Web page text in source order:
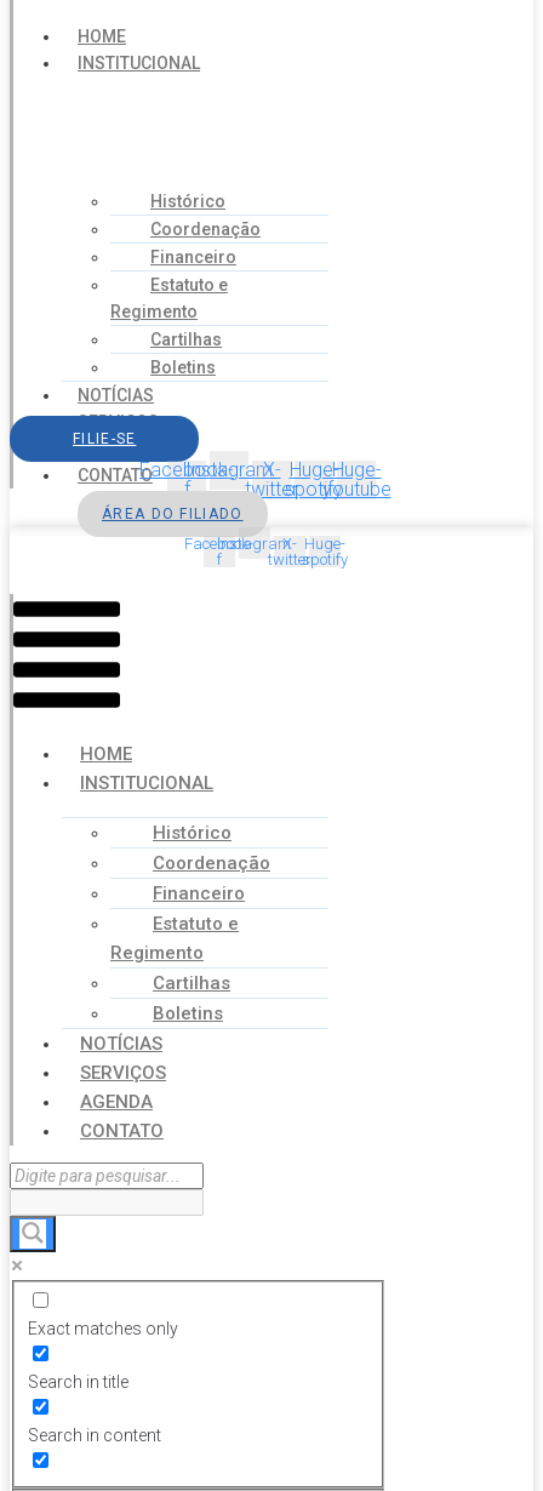
HOME
INSTITUCIONAL
Histórico
Coordenação
Financeiro
Estatuto e
Regimento
Cartilhas
Boletins
NOTÍCIAS
SERVIÇOS
AGENDA
CONTATO
FILIE-SE
Facebook-
f
InstagramX-
twitter
Huge-
spotify
Huge-
youtube
ÁREA DO FILIADO
Facebook-
f
InstagramX-
twitter
Huge-
spotify
Menu
HOME
INSTITUCIONAL
Histórico
Coordenação
Financeiro
Estatuto e
Regimento
Cartilhas
Boletins
NOTÍCIAS
SERVIÇOS
AGENDA
CONTATO
Exact matches only
Search in title
Search in content